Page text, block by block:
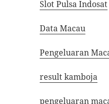
Slot Pulsa Indosat
Data Macau
Pengeluaran
result kamboja
pengeluaran